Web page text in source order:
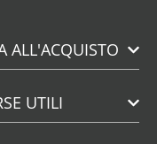
ALL'ACQUISTO
UTILI